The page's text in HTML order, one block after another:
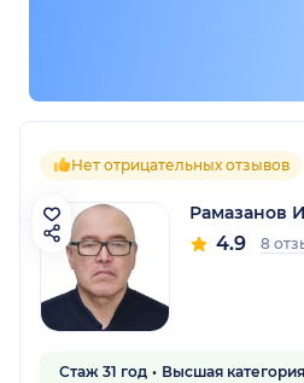
Нет отрицательных отзывов
Рамазанов
4.9 8
Стаж 31 год
Высшая категория